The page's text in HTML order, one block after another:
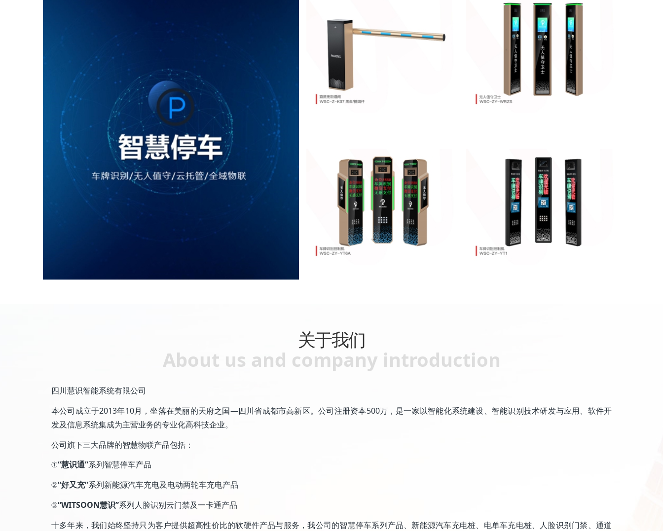
关于我们
About us and company introduction
四川慧识智能系统有限公司
本公司成立于2013年10月，坐落在美丽的天府之国—四川省成都市高新区。公司注册资本500万，是一家以智能化系统建设、智能识别技术研发与应用、软件开
发及信息系统集成为主营业务的专业化高科技企业。
公司旗下三大品牌的智慧物联产品包括：
①“慧识通”系列智慧停车产品
②“好又充”系列新能源汽车充电及电动两轮车充电产品
③“WITSOON慧识”系列人脸识别云门禁及一卡通产品
十多年来，我们始终坚持只为客户提供超高性价比的软硬件产品与服务，我公司的智慧停车系列产品、新能源汽车充电桩、电单车充电桩、人脸识别门禁、通道